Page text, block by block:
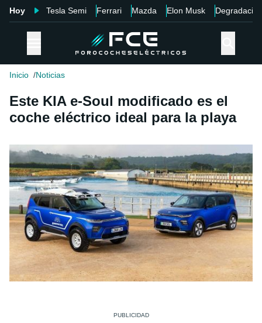
Hoy Tesla Semi Ferrari Mazda Elon Musk Degradación
Inicio Noticias
Este KIA e-Soul modificado es el
coche eléctrico ideal para la playa